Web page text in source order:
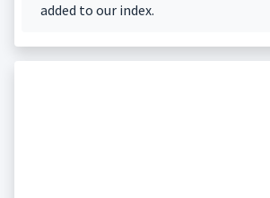
added to our index.